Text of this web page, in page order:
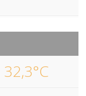
32,3°C